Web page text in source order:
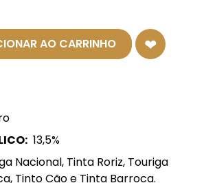
AO CARRINHO
13,5%
Nacional, Tinta Roriz, Touriga
Tinto Cão e Tinta Barroca.